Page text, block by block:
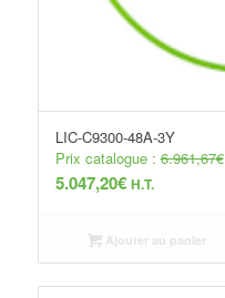
LIC-C9300-48A-3Y
Prix catalogue :6.961,67€
5.047,20€ H.T.
Ajouter au panier